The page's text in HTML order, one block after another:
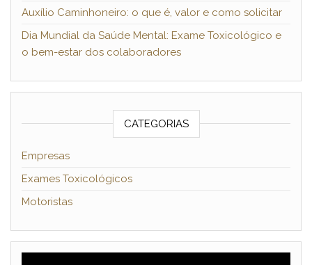
Auxílio Caminhoneiro: o que é, valor e como solicitar
Dia Mundial da Saúde Mental: Exame Toxicológico e
o bem-estar dos colaboradores
CATEGORIAS
Empresas
Exames Toxicológicos
Motoristas